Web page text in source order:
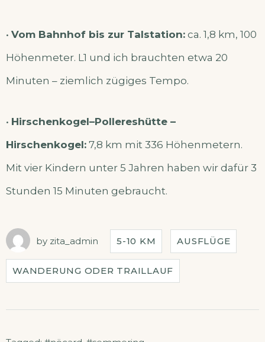
• Vom Bahnhof bis zur Talstation: ca. 1,8 km, 100
Höhenmeter. L1 und ich brauchten etwa 20
Minuten – ziemlich zügiges Tempo.
• Hirschenkogel–Pollereshütte –
Hirschenkogel: 7,8 km mit 336 Höhenmetern.
Mit vier Kindern unter 5 Jahren haben wir dafür 3
Stunden 15 Minuten gebraucht.
by zita_admin 5-10 KM AUSFLÜGE
WANDERUNG ODER TRAILLAUF